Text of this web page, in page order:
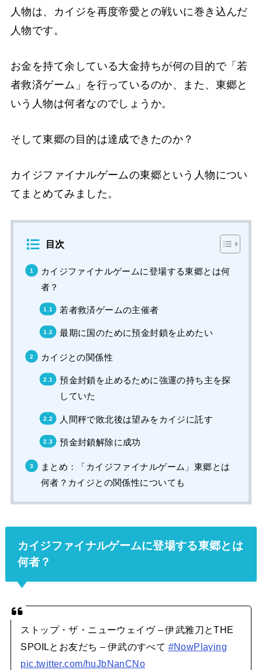
人物は、カイジを再度帝愛との戦いに巻き込んだ
人物です。
お金を持て余している大金持ちが何の目的で「若
者救済ゲーム」を行っているのか、また、東郷と
いう人物は何者なのでしょうか。
そして東郷の目的は達成できたのか？
カイジファイナルゲームの東郷という人物につい
てまとめてみました。
目次
カイジファイナルゲームに登場する東郷とは何
者？
若者救済ゲームの主催者
最期に国のために預金封鎖を止めたい
カイジとの関係性
預金封鎖を止めるために強運の持ち主を探
していた
人間秤で敗北後は望みをカイジに託す
預金封鎖解除に成功
まとめ：「カイジファイナルゲーム」東郷とは
何者？カイジとの関係性についても
カイジファイナルゲームに登場する東郷とは
何者？
ストップ・ザ・ニューウェイヴ – 伊武雅刀とTHE
SPOILとお友だち – 伊武のすべて #NowPlaying
pic.twitter.com/huJbNanCNo